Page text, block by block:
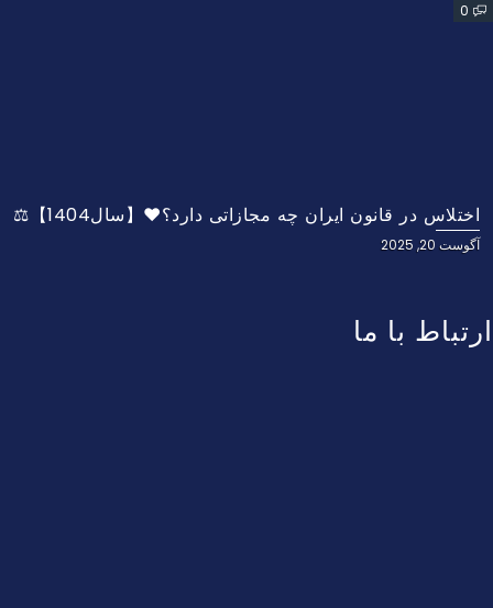
0
اختلاس در قانون ایران چه مجازاتی دارد؟❤️【سال1404】⚖️
آگوست 20, 2025
ارتباط با ما